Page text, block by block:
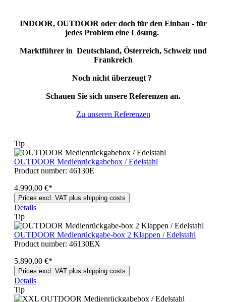
INDOOR, OUTDOOR oder doch für den Einbau - für
jedes Problem eine Lösung.
Marktführer in Deutschland, Österreich, Schweiz und
Frankreich
Noch nicht überzeugt ?
Schauen Sie sich unsere Referenzen an.
Zu unseren Referenzen
Tip
OUTDOOR Medienrückgabebox / Edelstahl
Product number: 46130E
4.990,00 €*
Prices excl. VAT plus shipping costs
Details
Tip
OUTDOOR Medienrückgabe-box 2 Klappen / Edelstahl
Product number: 46130EX
5.890,00 €*
Prices excl. VAT plus shipping costs
Details
Tip